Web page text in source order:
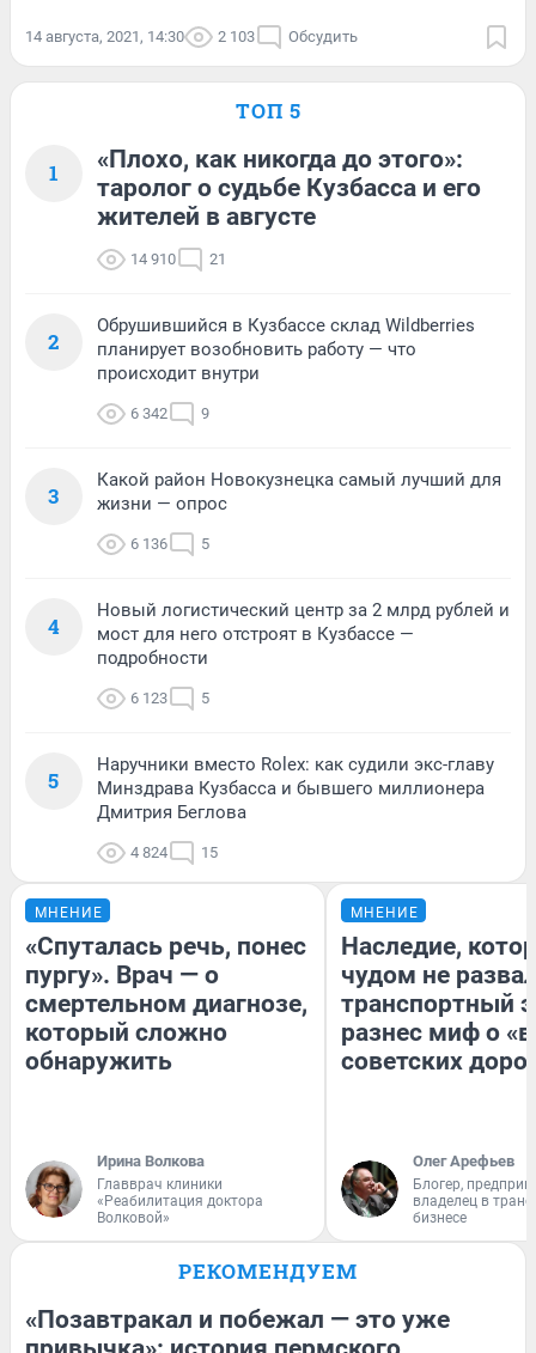
14 августа, 2021, 14:30 2 103 Обсудить
ТОП 5
1
«Плохо, как никогда до этого»:
таролог о судьбе Кузбасса и его
жителей в августе
14 910 21
2
Обрушившийся в Кузбассе склад Wildberries
планирует возобновить работу — что
происходит внутри
6 342 9
3
Какой район Новокузнецка самый лучший для
жизни — опрос
6 136 5
4
Новый логистический центр за 2 млрд рублей и
мост для него отстроят в Кузбассе —
подробности
6 123 5
5
Наручники вместо Rolex: как судили экс-главу
Минздрава Кузбасса и бывшего миллионера
Дмитрия Беглова
4 824 15
МНЕНИЕ
«Спуталась речь, понес
пургу». Врач — о
смертельном диагнозе,
который сложно
обнаружить
Ирина Волкова
Главврач клиники
«Реабилитация доктора
Волковой»
МНЕНИЕ
Наследие,
чудом не
транспортный
разнес миф о
советских
Олег Арефьев
Блогер,
владелец в
бизнесе
РЕКОМЕНДУЕМ
«Позавтракал и побежал — это уже